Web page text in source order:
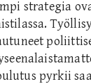
strategia
pyrkii